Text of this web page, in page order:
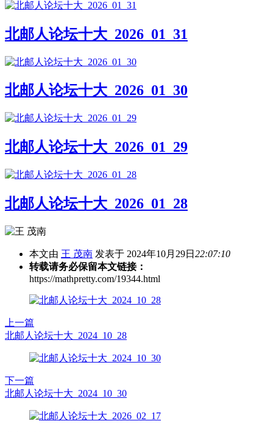
北邮人论坛十大_2026_01_31
北邮人论坛十大_2026_01_30
北邮人论坛十大_2026_01_29
北邮人论坛十大_2026_01_28
本文由 王 茂南 发表于 2024年10月29日 22:07:10
转载请务必保留本文链接：
https://mathpretty.com/19344.html
上一篇
北邮人论坛十大_2024_10_28
下一篇
北邮人论坛十大_2024_10_30